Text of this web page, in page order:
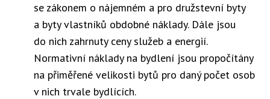
se zákonem o nájemném a pro družstevní byty
a byty vlastníků obdobné náklady. Dále jsou
do nich zahrnuty ceny služeb a energií.
Normativní náklady na bydlení jsou propočítány
na přiměřené velikosti bytů pro daný počet osob
v nich trvale bydlících.